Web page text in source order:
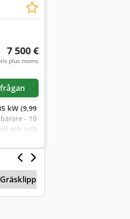
dina
7 500 €
plus moms
kW (9,99
- 10
och sida
enaxlade
€ //
landet